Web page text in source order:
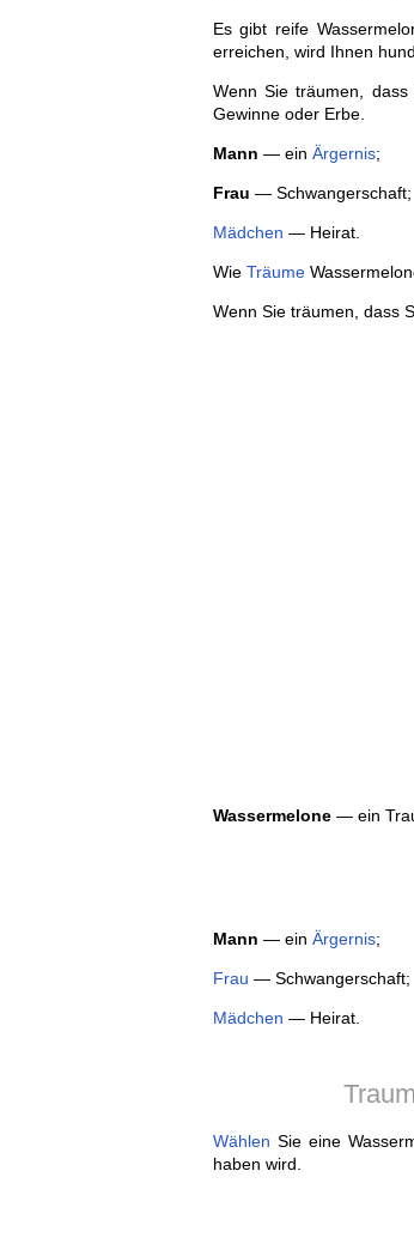
Es gibt reife
erreichen, wird Ihnen
Wenn Sie träumen,
Gewinne oder Erbe.
Mann — ein Ärgernis;
Frau — Schwangerschaft;
Mädchen — Heirat.
Wie Träume
Wenn Sie träumen, dass
Wassermelone— ein
Mann — ein Ärgernis;
Frau — Schwangerschaft;
Mädchen — Heirat.
Wählen Sie eine
haben wird.